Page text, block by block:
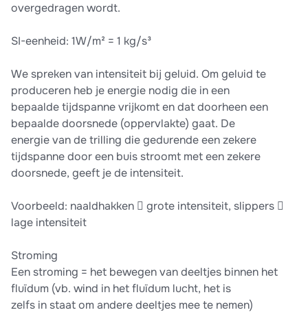
overgedragen wordt.
SI-eenheid: 1W/m² = 1 kg/s³
We spreken van intensiteit bij geluid. Om geluid te
produceren heb je energie nodig die in een
bepaalde tijdspanne vrijkomt en dat doorheen een
bepaalde doorsnede (oppervlakte) gaat. De
energie van de trilling die gedurende een zekere
tijdspanne door een buis stroomt met een zekere
doorsnede, geeft je de intensiteit.
Voorbeeld: naaldhakken  grote intensiteit, slippers 
lage intensiteit
Stroming
Een stroming = het bewegen van deeltjes binnen het
fluïdum (vb. wind in het fluïdum lucht, het is
zelfs in staat om andere deeltjes mee te nemen)